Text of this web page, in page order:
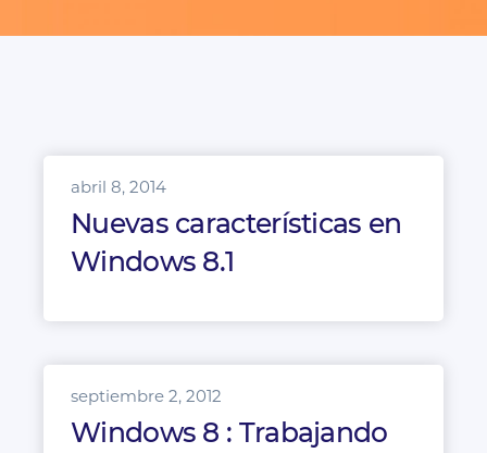
abril 8, 2014
Nuevas características en
Windows 8.1
septiembre 2, 2012
Windows 8 : Trabajando